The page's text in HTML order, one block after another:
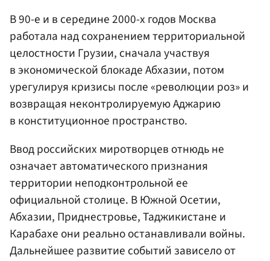
В 90-е и в середине 2000-х годов Москва
работала над сохранением территориальной
целостности Грузии, сначала участвуя
в экономической блокаде Абхазии, потом
урегулируя кризисы после «революции роз» и
возвращая неконтролируемую Аджарию
в конституционное пространство.
Ввод российских миротворцев отнюдь не
означает автоматического признания
территории неподконтрольной ее
официальной столице. В Южной Осетии,
Абхазии, Приднестровье, Таджикистане и
Карабахе они реально останавливали войны.
Дальнейшее развитие событий зависело от